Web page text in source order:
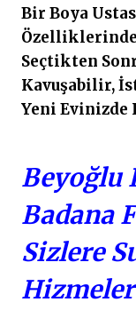
Bir Boya
Seçtikten
Kavuşabilir,
Yeni
Beyoğlu
Badana
Sizlere
Hizmeler